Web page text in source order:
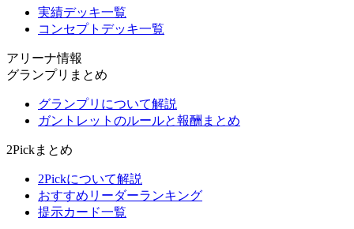
実績デッキ一覧
コンセプトデッキ一覧
アリーナ情報
グランプリまとめ
グランプリについて解説
ガントレットのルールと報酬まとめ
2Pickまとめ
2Pickについて解説
おすすめリーダーランキング
提示カード一覧